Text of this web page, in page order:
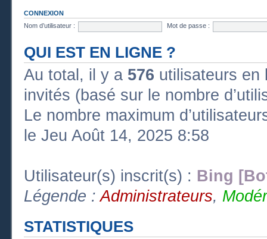
CONNEXION
Nom d’utilisateur :
Mot de passe :
QUI EST EN LIGNE ?
Au total, il y a 576 utilisateurs en
invités (basé sur le nombre
Le nombre maximum
le Jeu Août 14, 2025 8:58
Utilisateur(s) inscrit(s) : Bing
Légende :Administrateurs,
STATISTIQUES